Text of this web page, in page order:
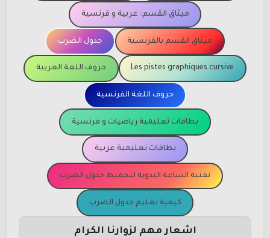
ميثاق القسم: عربية و فرنسية
ميثاق القسم بالفرنسية جدول الضرب
Les pistes graphiques cursive حروف اللغة العربية
حروف اللغة الفرنسية
بطاقات تعليمية رياضيات و فرنسية
بطاقات تعليمية عربية
تقنية الساعة اليدوية لتحفيظ جدول الضرب
كيفية تعليم جدول الضرب
اشعار مهم لزوارنا الكرام